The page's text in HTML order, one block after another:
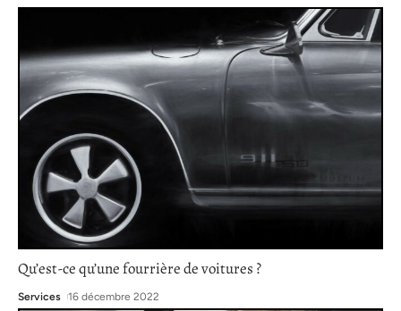
Qu’est-ce qu’une fourrière de voitures ?
Services 16 décembre 2022